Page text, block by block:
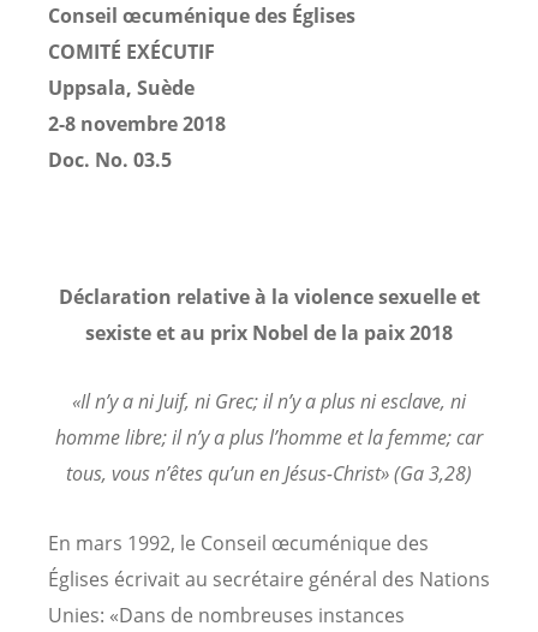
Conseil œcuménique des Églises
COMITÉ EXÉCUTIF
Uppsala, Suède
2-8 novembre 2018
Doc. No. 03.5
Déclaration relative à la violence sexuelle et
sexiste et au prix Nobel de la paix 2018
«Il n’y a ni Juif, ni Grec; il n’y a plus ni esclave, ni
homme libre; il n’y a plus l’homme et la femme; car
tous, vous n’êtes qu’un en Jésus-Christ» (Ga 3,28)
En mars 1992, le Conseil œcuménique des
Églises écrivait au secrétaire général des Nations
Unies: «Dans de nombreuses instances